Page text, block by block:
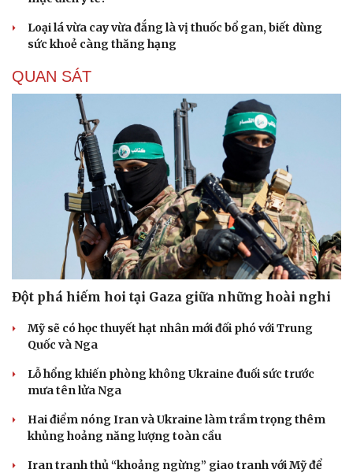
Loại lá vừa cay vừa đắng là vị thuốc bổ gan, biết dùng
sức khoẻ càng thăng hạng
QUAN SÁT
Đột phá hiếm hoi tại Gaza giữa những hoài nghi
Mỹ sẽ có học thuyết hạt nhân mới đối phó với Trung
Quốc và Nga
Lỗ hổng khiến phòng không Ukraine đuối sức trước
mưa tên lửa Nga
Hai điểm nóng Iran và Ukraine làm trầm trọng thêm
khủng hoảng năng lượng toàn cầu
Iran tranh thủ “khoảng ngừng” giao tranh với Mỹ để